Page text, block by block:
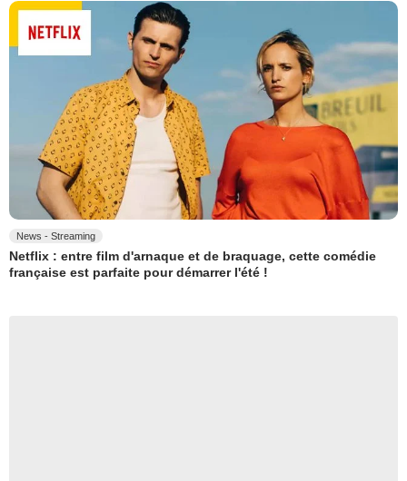
News - Streaming
Netflix : entre film d'arnaque et de braquage, cette comédie
française est parfaite pour démarrer l'été !